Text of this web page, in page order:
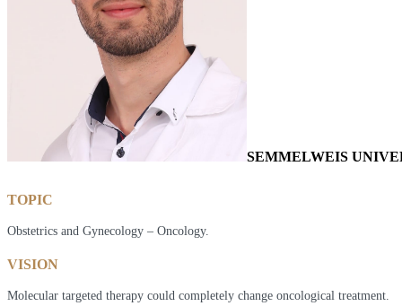
SEMMELWEIS
TOPIC
Obstetrics and Gynecology – Oncology.
VISION
Molecular targeted therapy could completely change oncological treatment.